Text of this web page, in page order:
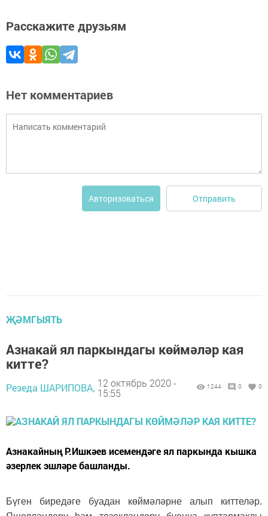
Расскажите друзьям
Нет комментариев
Авторизоваться Отправить
ҖӘМГЫЯТЬ
Азнакай ял паркындагы көймәләр кая
китте?
Резеда ШАРИПОВА, 12 октябрь 2020 -
15:55
1244 0 0
Азнакайның Р.Ишкәев исемендәге ял паркында кышка
әзерлек эшләре башланды.
Бүген биредәге буадан көймәләрне алып киттеләр.